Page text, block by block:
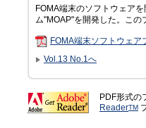
FOMA端末のソフトウェア
ム"MOAP"を開発した。こ
FOMA端末ソフトウェア
Vol.13 No.1へ
PDF形式の
ReaderTM